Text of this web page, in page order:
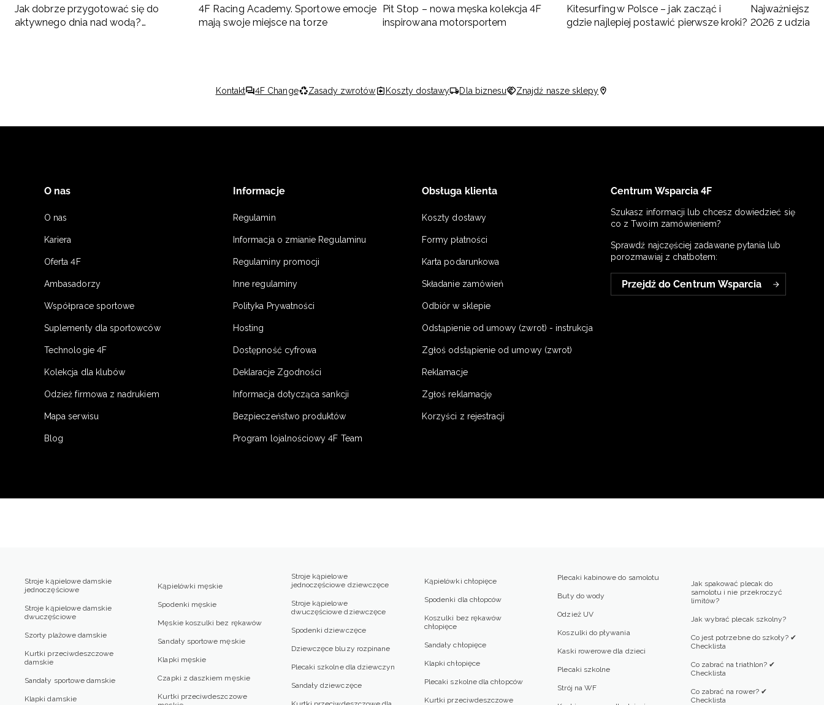
Jak dobrze przygotować się do
aktywnego dnia nad wodą?
4F Racing Academy. Sportowe emocje
mają swoje miejsce na torze
Pit Stop – nowa męska kolekcja 4F
inspirowana motorsportem
Kitesurfing w Polsce – jak zacząć i
gdzie najlepiej postawić pierwsze kroki?
Najważniejsze
2026 z
Kontakt 4F Change Zasady zwrotów Koszty dostawy Dla biznesu Znajdź nasze sklepy
O nas
O nas
Kariera
Oferta 4F
Ambasadorzy
Współprace sportowe
Suplementy dla sportowców
Technologie 4F
Kolekcja dla klubów
Odzież firmowa z nadrukiem
Mapa serwisu
Blog
Informacje
Regulamin
Informacja o zmianie Regulaminu
Regulaminy promocji
Inne regulaminy
Polityka Prywatności
Hosting
Dostępność cyfrowa
Deklaracje Zgodności
Informacja dotycząca sankcji
Bezpieczeństwo produktów
Program lojalnościowy 4F Team
Obsługa klienta
Koszty dostawy
Formy płatności
Karta podarunkowa
Składanie zamówień
Odbiór w sklepie
Odstąpienie od umowy (zwrot) - instrukcja
Zgłoś odstąpienie od umowy (zwrot)
Reklamacje
Zgłoś reklamację
Korzyści z rejestracji
Centrum Wsparcia 4F
Szukasz informacji lub chcesz dowiedzieć się
co z Twoim zamówieniem?
Sprawdź najczęściej zadawane pytania lub
porozmawiaj z chatbotem:
Przejdź do Centrum Wsparcia
Stroje kąpielowe damskie
jednoczęściowe
Stroje kąpielowe damskie
dwuczęściowe
Szorty plażowe damskie
Kurtki przeciwdeszczowe
damskie
Sandały sportowe damskie
Klapki damskie
Kąpielówki męskie
Spodenki męskie
Męskie koszulki bez rękawów
Sandały sportowe męskie
Klapki męskie
Czapki z daszkiem męskie
Kurtki przeciwdeszczowe
Stroje kąpielowe
jednoczęściowe dziewczęce
Stroje kąpielowe
dwuczęściowe dziewczęce
Spodenki dziewczęce
Dziewczęce bluzy rozpinane
Plecaki szkolne dla dziewczyn
Sandały dziewczęce
Kąpielówki chłopięce
Spodenki dla chłopców
Koszulki bez rękawów
chłopięce
Sandały chłopięce
Klapki chłopięce
Plecaki szkolne dla chłopców
Kurtki przeciwdeszczowe
Plecaki kabinowe do samolotu
Buty do wody
Odzież UV
Koszulki do pływania
Kaski rowerowe dla dzieci
Plecaki szkolne
Strój na WF
Jak spakować plecak do
samolotu i nie przekroczyć
limitów?
Jak wybrać plecak szkolny?
Co jest potrzebne do szkoły? ✔
Checklista
Co zabrać na triathlon? ✔
Checklista
Co zabrać na rower? ✔
Checklista